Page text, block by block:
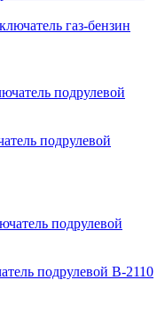
газ-бензин
подрулевой
подрулевой В-2110